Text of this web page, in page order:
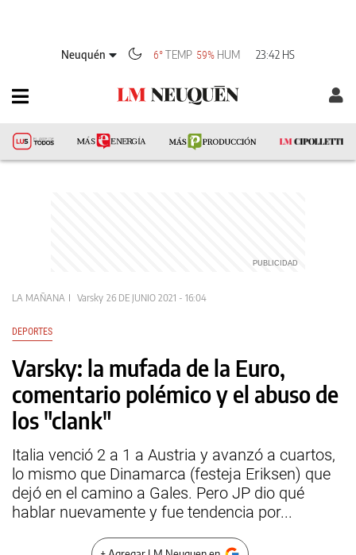
Neuquén 6° TEMP 59% HUM 23:42 HS
LA MAÑANA Varsky 26 DE JUNIO 2021 - 16:04
DEPORTES
Varsky: la mufada de la Euro,
comentario polémico y el abuso de
los "clank"
Italia venció 2 a 1 a Austria y avanzó a cuartos,
lo mismo que Dinamarca (festeja Eriksen) que
dejó en el camino a Gales. Pero JP dio qué
hablar nuevamente y fue tendencia por...